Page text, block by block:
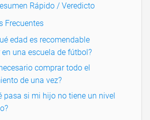
Rápido / Veredicto
Frecuentes
edad es recomendable
una escuela de fútbol?
comprar todo el
de una vez?
pasa si mi hijo no tiene un nivel